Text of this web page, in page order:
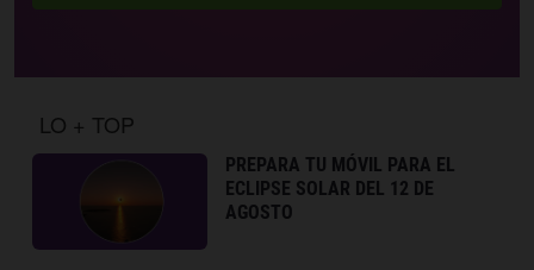
LO + TOP
PREPARA TU MÓVIL PARA EL
ECLIPSE SOLAR DEL 12 DE
AGOSTO